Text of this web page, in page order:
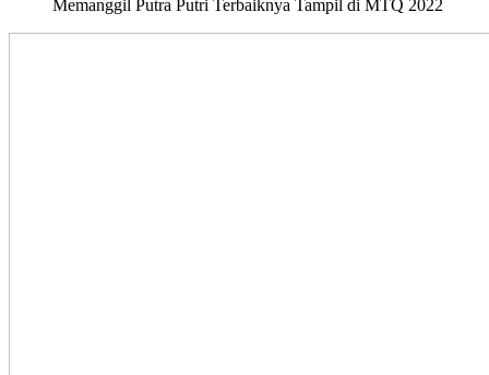
Memanggil Putra Putri Terbaiknya Tampil di MTQ 2022